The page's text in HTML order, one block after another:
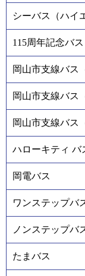
シーバス（ハイ
115周年記念バス
岡山市支線バス
岡山市支線バス
岡山市支線バス
ハローキティ バ
岡電バス
ワンステップバ
ノンステップバ
たまバス